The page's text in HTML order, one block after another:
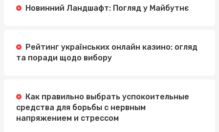
Новинний Ландшафт: Погляд у Майбутнє
Рейтинг українських онлайн казино: огляд
та поради щодо вибору
Как правильно выбрать успокоительные
средства для борьбы с нервным
напряжением и стрессом